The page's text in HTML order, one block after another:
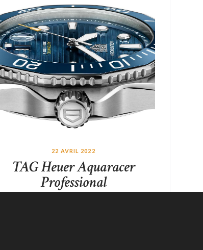
22 AVRIL 2022
TAG Heuer Aquaracer
Professional